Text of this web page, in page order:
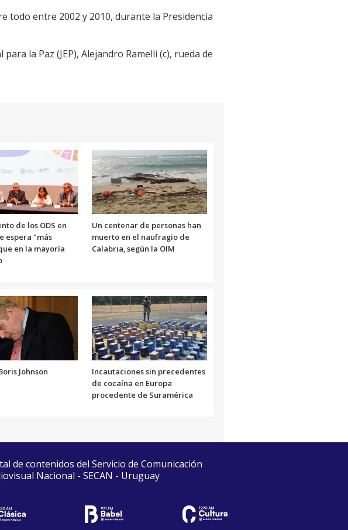
todo entre 2002 y 2010, durante la Presidencia
la Paz (JEP), Alejandro Ramelli (c), rueda de
de los ODS en
espera "más
en la mayoría
Un centenar de personas han
muerto en el naufragio de
Calabria, según la OIM
Johnson
Incautaciones sin precedentes
de cocaína en Europa
procedente de Suramérica
de contenidos del Servicio de Comunicación
Nacional - SECAN - Uruguay